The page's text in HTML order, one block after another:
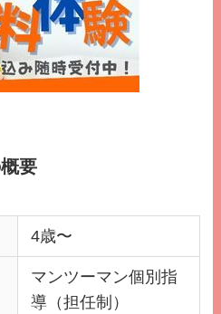
要
4歳〜
マンツーマン個別指
導（担任制）